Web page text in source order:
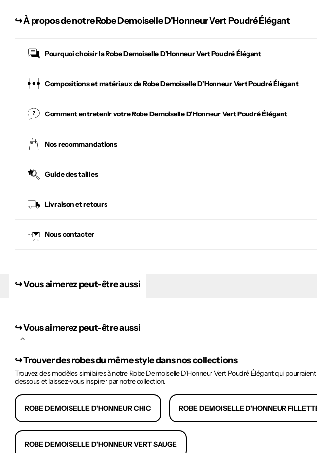
↪︎À propos de notre Robe Demoiselle D'Honneur Vert Poudré Élégant
Pourquoi choisir laRobe Demoiselle D'Honneur Vert Poudré Élégant
Compositions et matériaux de Robe Demoiselle D'Honneur Vert Poudré Élégant
Comment entretenir votreRobe Demoiselle D'Honneur Vert Poudré Élégant
Nos recommandations
Guide des tailles
Livraison et retours
Nous contacter
↪︎ Vous aimerez peut-être aussi
↪︎ Vous aimerez peut-être aussi
↪︎Trouver des robes du même style dans nos collections
Trouvez des modèles similaires à notre Robe Demoiselle D'Honneur Vert Poudré Élégant qui
dessous et laissez-vous inspirer par notre collection.
ROBE DEMOISELLE D'HONNEUR CHIC ROBE DEMOISELLE D'HONNEUR
ROBE DEMOISELLE D'HONNEUR VERT SAUGE